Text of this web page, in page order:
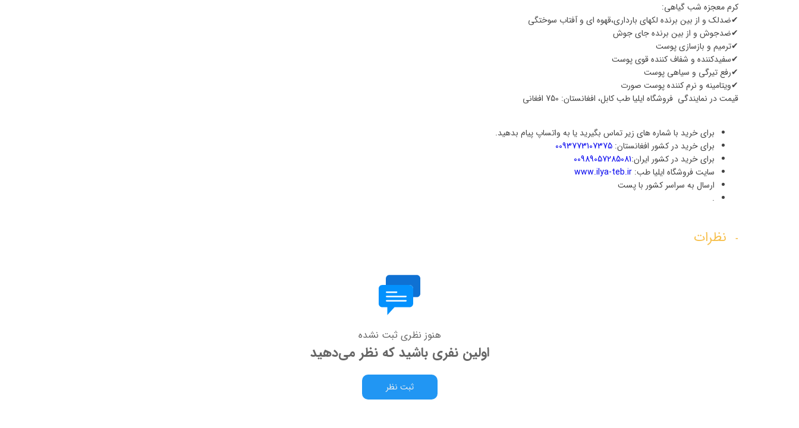
کرم معجزه شب گیاهی:
✔ضدلک و از بین برنده لکهای بارداری،قهوه ای و آفتاب سوختگی
✔ضدجوش و از بین برنده جای جوش
✔ترمیم و بازسازی پوست
✔سفیدکننده و شفاف کننده قوی پوست
✔رفع تیرگی و سیاهی پوست
✔ویتامینه و نرم کننده پوست صورت
قیمت در نمایندگی فروشگاه ایلیا طب کابل، افغانستان: 750 افغانی
برای خرید با شماره های زیر تماس بگیرید یا به واتساپ پیام بدهید.
برای خرید در کشور افغانستان: 0093773107375
برای خرید در کشور ایران:00989057285081
سایت فروشگاه ایلیا طب: www.ilya-teb.ir
ارسال به سراسر کشور با پست
.
نظرات
هنوز نظری ثبت نشده
اولین نفری باشید که نظر می‌دهید
ثبت نظر